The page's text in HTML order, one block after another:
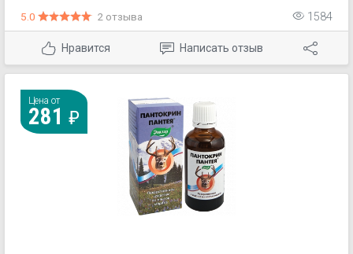
нарушением белкового метаболизма (стрессы,
астения, травмы, голодание и тому подобное) как
дополнительный источник аргинина и бетаина с
целью поддержки нормальной функции
организма.
5.0 2 отзыва 1584
Нравится Написать отзыв
Цена от
281